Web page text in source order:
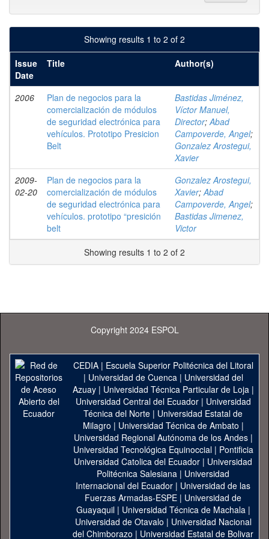
Showing results 1 to 2 of 2
Issue
Date
Title Author(s)
2006
Plan de negocios para la
comercialización de módulos
de seguridad electrónica para
vehículos. Prototipo Presicion
Belt
Bastidas Jiménez,
Víctor Manuel,
Director;Abad
Campoverde, Angel;
Gonzalez Arostegui,
Xavier
2009-
02-20
Plan de negocios para la
comercialización de módulos
de seguridad electrónica para
vehículos. prototipo “presición
belt
Gonzalez Arostegui,
Xavier;Abad
Campoverde, Angel;
Bastidas Jimenez,
Victor
Showing results 1 to 2 of 2
Copyright 2024 ESPOL
CEDIA| Escuela Superior Politécnica del Litoral
| Universidad de Cuenca| Universidad del
Azuay| Universidad Técnica Particular de Loja|
Universidad Central del Ecuador| Universidad
Técnica del Norte | Universidad Estatal de
Milagro | Universidad Técnica de Ambato |
Universidad Regional Autónoma de los Andes|
Universidad Tecnológica Equinoccial| Pontificia
Universidad Catolica del Ecuador | Universidad
Politécnica Salesiana | Universidad
Internacional del Ecuador | Universidad de las
Fuerzas Armadas-ESPE | Universidad de
Guayaquil| Universidad Técnica de Machala|
Universidad de Otavalo | Universidad Nacional
del Chimborazo | Universidad Estatal de Bolivar